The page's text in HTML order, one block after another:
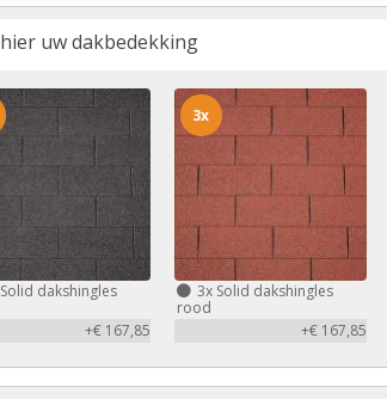
hier uw dakbedekking
Solid dakshingles
+€ 167,85
3xSolid dakshingles
rood
+€ 167,85
3x